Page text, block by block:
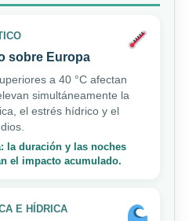
sobre Europa
a 40 °C afectan
simultáneamente la
el estrés hídrico y el
la duración y las noches
el impacto acumulado.
E HÍDRICA